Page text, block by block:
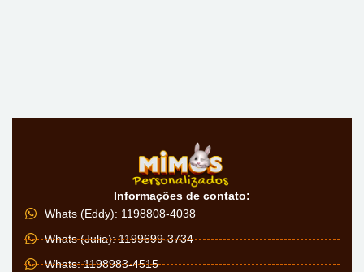
Informações de contato:
Whats (Eddy): 1198808-4038
Whats (Julia): 1199699-3734
Whats: 1198983-4515